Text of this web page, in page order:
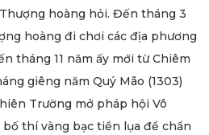
hoàng hỏi. Đến tháng 3
hoàng đi chơi các địa phương
tháng 11 năm ấy mới từ Chiêm
giêng năm Quý Mão (1303)
Trường mở pháp hội Vô
thí vàng bạc tiền lụa để chẩn